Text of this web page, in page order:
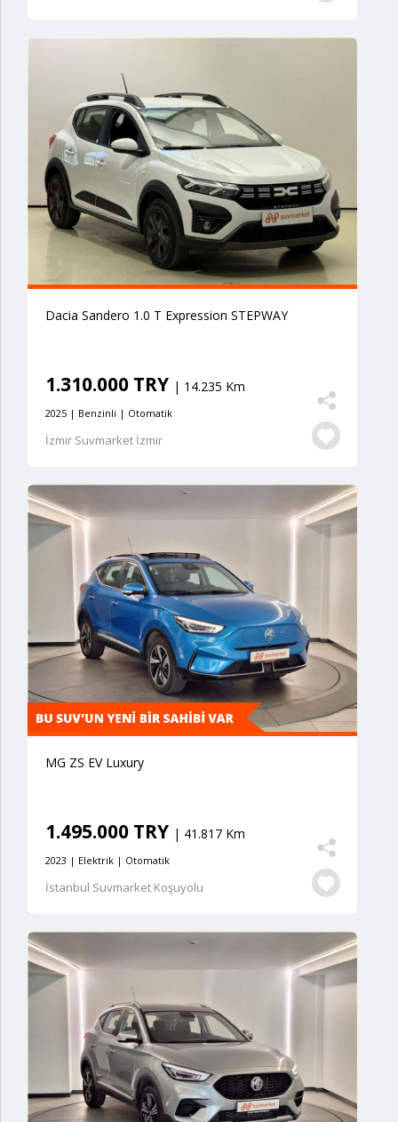
Dacia Sandero 1.0 T Expression STEPWAY
1.310.000 TRY | 14.235 Km
2025 | Benzinli | Otomatik
İzmir Suvmarket İzmir
MG ZS EV Luxury
1.495.000 TRY | 41.817 Km
2023 | Elektrik | Otomatik
İstanbul Suvmarket Koşuyolu